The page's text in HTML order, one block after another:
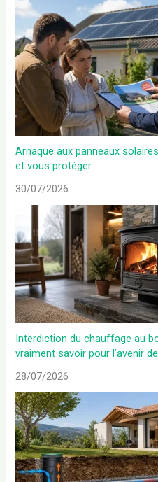
Arnaque aux panneaux
et vous protéger
30/07/2026
Interdiction du chauffage au
vraiment savoir pour l’avenir
28/07/2026